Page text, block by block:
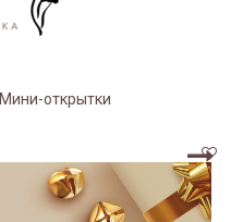
Мини-открытки